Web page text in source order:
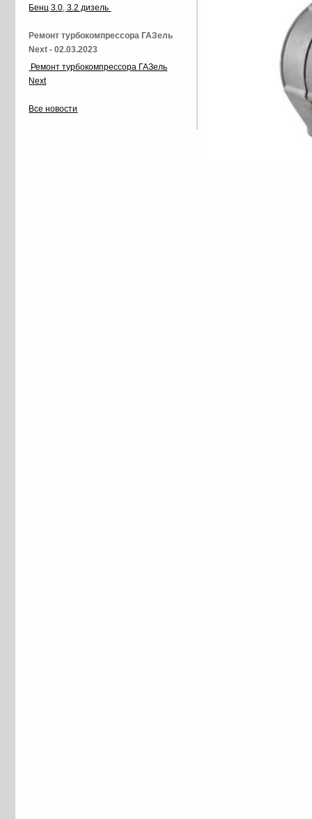
Бенц 3.0, 3.2 дизель
Ремонт турбокомпрессора ГАЗель
Next - 02.03.2023
Ремонт турбокомпрессора ГАЗель
Next
Все новости